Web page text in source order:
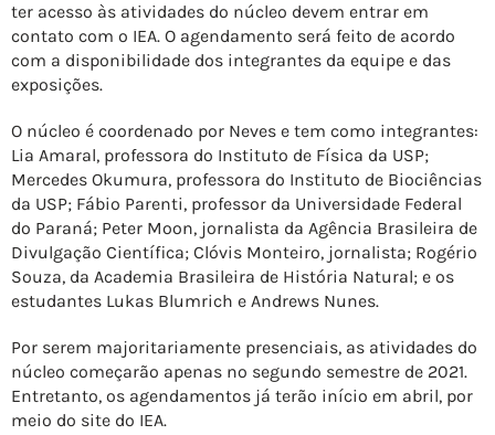
ter acesso às atividades do núcleo devem entrar em
contato com o IEA. O agendamento será feito de acordo
com a disponibilidade dos integrantes da equipe e das
exposições.
O núcleo é coordenado por Neves e tem como integrantes:
Lia Amaral, professora do Instituto de Física da USP;
Mercedes Okumura, professora do Instituto de Biociências
da USP; Fábio Parenti, professor da Universidade Federal
do Paraná; Peter Moon, jornalista da Agência Brasileira de
Divulgação Científica; Clóvis Monteiro, jornalista; Rogério
Souza, da Academia Brasileira de História Natural; e os
estudantes Lukas Blumrich e Andrews Nunes.
Por serem majoritariamente presenciais, as atividades do
núcleo começarão apenas no segundo semestre de 2021.
Entretanto, os agendamentos já terão início em abril, por
meio do site do IEA.